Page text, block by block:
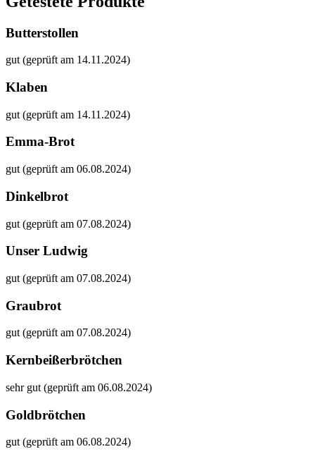
Butterstollen
gut (geprüft am 14.11.2024)
Klaben
gut (geprüft am 14.11.2024)
Emma-Brot
gut (geprüft am 06.08.2024)
Dinkelbrot
gut (geprüft am 07.08.2024)
Unser Ludwig
gut (geprüft am 07.08.2024)
Graubrot
gut (geprüft am 07.08.2024)
Kernbeißerbrötchen
sehr gut (geprüft am 06.08.2024)
Goldbrötchen
gut (geprüft am 06.08.2024)